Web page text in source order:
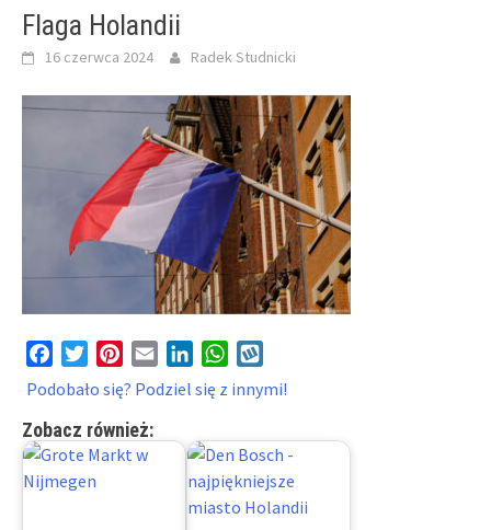
Flaga Holandii
16 czerwca 2024 Radek Studnicki
FacebookTwitterPinterest
Email LinkedInWhatsApp
Podobało się? Podziel się z innymi!
Zobacz również: